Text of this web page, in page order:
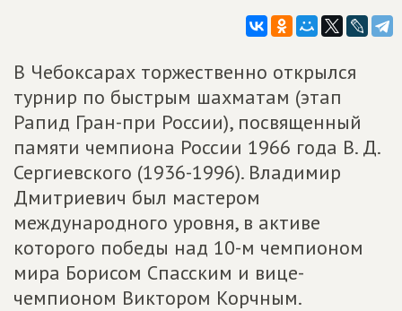
В Чебоксарах торжественно открылся
турнир по быстрым шахматам (этап
Рапид Гран-при России), посвященный
памяти чемпиона России 1966 года В. Д.
Сергиевского (1936-1996). Владимир
Дмитриевич был мастером
международного уровня, в активе
которого победы над 10-м чемпионом
мира Борисом Спасским и вице-
чемпионом Виктором Корчным.